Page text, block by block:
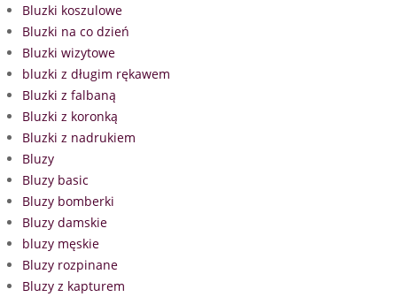
Bluzki koszulowe
Bluzki na co dzień
Bluzki wizytowe
bluzki z długim rękawem
Bluzki z falbaną
Bluzki z koronką
Bluzki z nadrukiem
Bluzy
Bluzy basic
Bluzy bomberki
Bluzy damskie
bluzy męskie
Bluzy rozpinane
Bluzy z kapturem